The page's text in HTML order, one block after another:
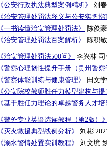
《公安行政执法典型案例精析》
刘
《治安管理处罚法释义与公安实务指
《一书读懂治安管理处罚法》
陈俊
《治安管理处罚法百案解析》
陈积
《治安管理处罚法500问》
李兴林 司
《警察心理韧性提升手册（贵州警
《警察体能训练与健康管理》
田文
《公安院校教师胜任力模型建构与提
《基于胜任力理论的卓越警务人才培
《警务专业英语选读教程（第2版）》
《灭火救援典型战例分析》
刘彬
《溺水警情处置实训教程》
刘文境